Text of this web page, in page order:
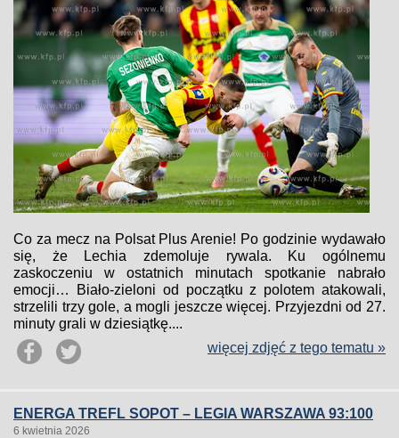
Co za mecz na Polsat Plus Arenie! Po godzinie wydawało
się, że Lechia zdemoluje rywala. Ku ogólnemu
zaskoczeniu w ostatnich minutach spotkanie nabrało
emocji… Biało-zieloni od początku z polotem atakowali,
strzelili trzy gole, a mogli jeszcze więcej. Przyjezdni od 27.
minuty grali w dziesiątkę....
więcej zdjęć z tego tematu »
ENERGA TREFL SOPOT – LEGIA WARSZAWA 93:100
6 kwietnia 2026